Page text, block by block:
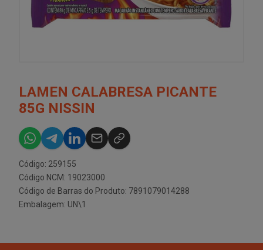
LAMEN CALABRESA PICANTE
85G NISSIN
Código: 259155
Código NCM: 19023000
Código de Barras do Produto: 7891079014288
Embalagem: UN\1